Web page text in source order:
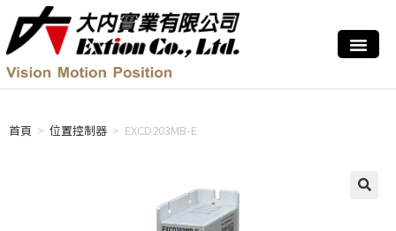
首頁 > 位置控制器 > EXCD203MB-E